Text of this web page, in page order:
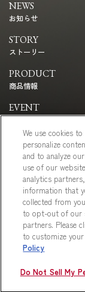
NEWS
お知らせ
STORY
ストーリー
PRODUCT
商品情報
EVENT
イベント
STORE・SHOP
ショップ
プライバシーポリシー ご
Copyright © MORINAGA &
We use cookies
personalize
and to analyze
use of our
analytics
information that
collected from
to opt-out of our
partners. Please
to customize
Policy
Do Not Sell My